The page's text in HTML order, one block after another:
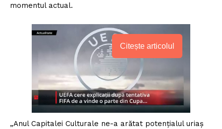
momentul actual.
Citește articolul
„Anul Capitalei Culturale ne-a arătat potenţialul uriaş